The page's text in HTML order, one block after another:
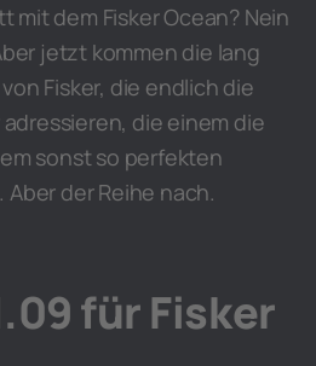
mit dem Fisker Ocean? Nein
jetzt kommen die lang
Fisker, die endlich die
die einem die
sonst so perfekten
der Reihe nach.
für Fisker